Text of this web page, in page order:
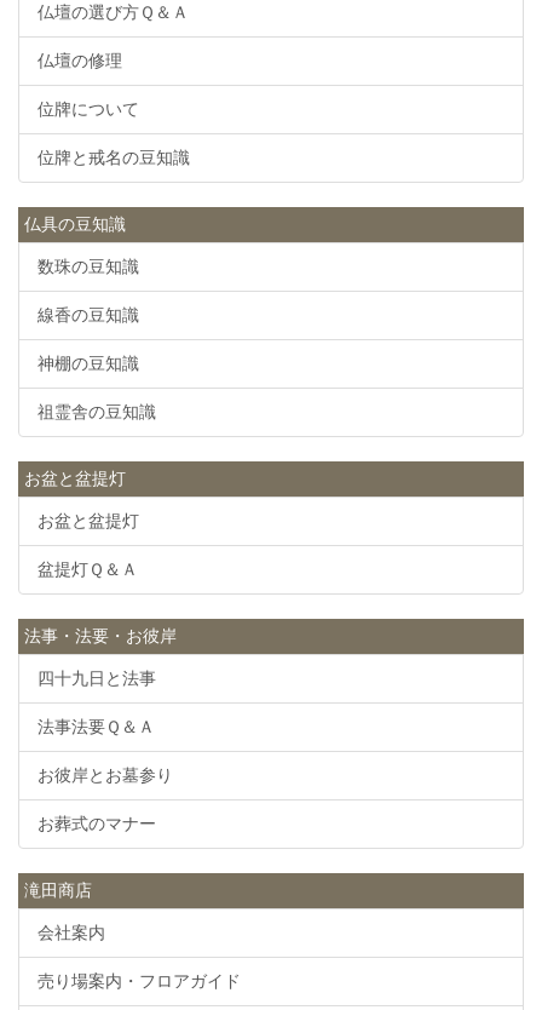
仏壇の選び方Ｑ＆Ａ
仏壇の修理
位牌について
位牌と戒名の豆知識
仏具の豆知識
数珠の豆知識
線香の豆知識
神棚の豆知識
祖霊舎の豆知識
お盆と盆提灯
お盆と盆提灯
盆提灯Ｑ＆Ａ
法事・法要・お彼岸
四十九日と法事
法事法要Ｑ＆Ａ
お彼岸とお墓参り
お葬式のマナー
滝田商店
会社案内
売り場案内・フロアガイド